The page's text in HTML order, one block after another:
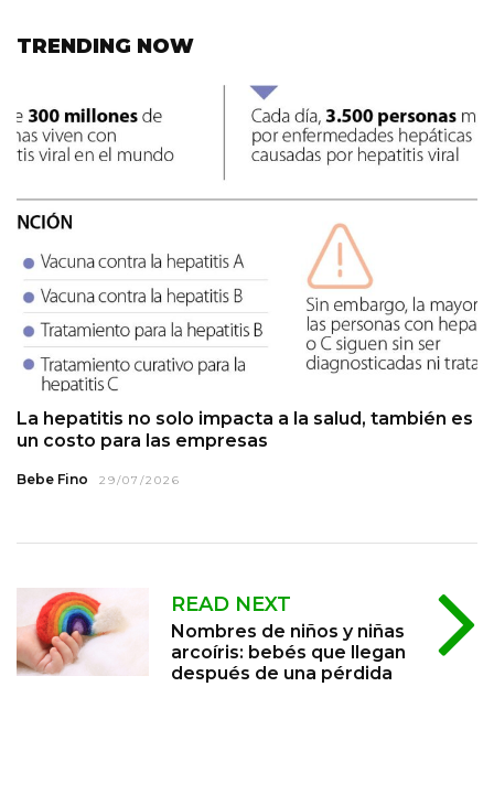
TRENDING NOW
La hepatitis no solo impacta a la salud, también es
un costo para las empresas
Bebe Fino 29/07/2026
READ NEXT
Nombres de niños y niñas
arcoíris: bebés que llegan
después de una pérdida